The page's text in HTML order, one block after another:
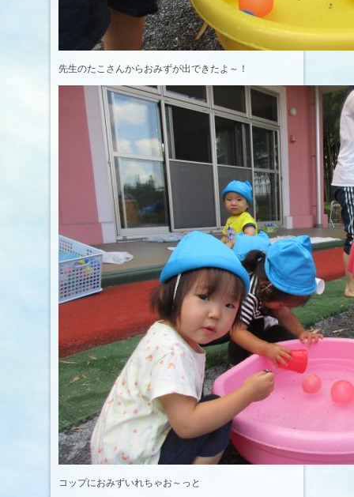
先生のたこさんからおみずが出できたよ～！
コップにおみずいれちゃお～っと